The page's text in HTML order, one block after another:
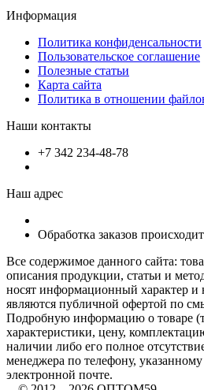
Информация
Политика конфиденсальности
Пользовательское соглашение
Полезные статьи
Карта сайта
Политика в отношении
Наши контакты
+7 342 234-48-78
Наш адрес
Обработка заказов
Все содержимое данного сайта:
описания продукции, статьи и
носят информационный характер и
являются публичной офертой по
Подробную информацию о товаре
характеристики, цену,
наличии либо его полное
менеджера по телефону,
электронной почте.